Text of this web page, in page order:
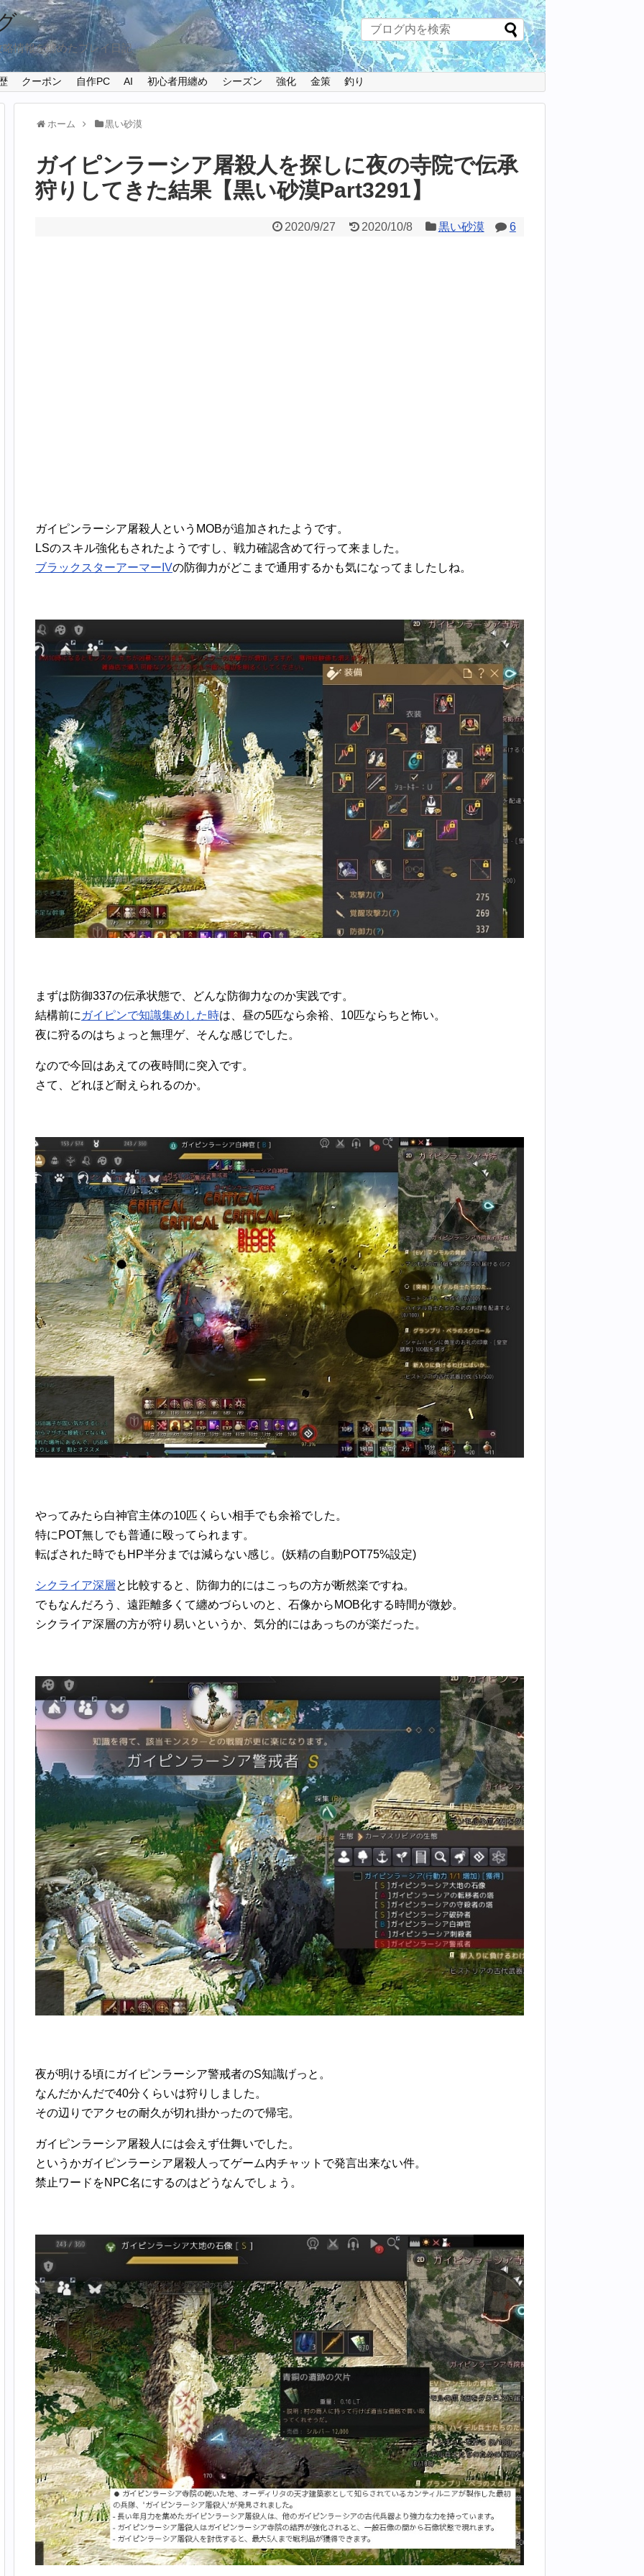
情報を纏めたプレイ日記
クーポン 自作PC AI 初心者用纏め シーズン 強化 金策 釣り
ホーム 黒い砂漠
ガイピンラーシア屠殺人を探しに夜の寺院で伝承
狩りしてきた結果【黒い砂漠Part3291】
2020/9/27 2020/10/8 黒い砂漠 6
ガイピンラーシア屠殺人というMOBが追加されたようです。
LSのスキル強化もされたようですし、戦力確認含めて行って来ました。
ブラックスターアーマーIVの防御力がどこまで通用するかも気になってましたしね。
まずは防御337の伝承状態で、どんな防御力なのか実践です。
結構前にガイピンで知識集めした時は、昼の5匹なら余裕、10匹ならちと怖い。
夜に狩るのはちょっと無理ゲ、そんな感じでした。
なので今回はあえての夜時間に突入です。
さて、どれほど耐えられるのか。
やってみたら白神官主体の10匹くらい相手でも余裕でした。
特にPOT無しでも普通に殴ってられます。
転ばされた時でもHP半分までは減らない感じ。(妖精の自動POT75%設定)
シクライア深層と比較すると、防御力的にはこっちの方が断然楽ですね。
でもなんだろう、遠距離多くて纏めづらいのと、石像からMOB化する時間が微妙。
シクライア深層の方が狩り易いというか、気分的にはあっちのが楽だった。
夜が明ける頃にガイピンラーシア警戒者のS知識げっと。
なんだかんだで40分くらいは狩りしました。
その辺りでアクセの耐久が切れ掛かったので帰宅。
ガイピンラーシア屠殺人には会えず仕舞いでした。
というかガイピンラーシア屠殺人ってゲーム内チャットで発言出来ない件。
禁止ワードをNPC名にするのはどうなんでしょう。